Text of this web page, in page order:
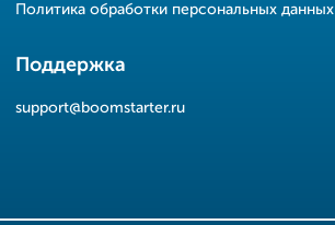
Политика обработки персональных данных
Поддержка
support@boomstarter.ru